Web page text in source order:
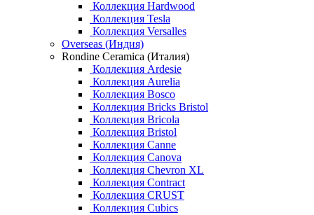
Коллекция Hardwood
Коллекция Tesla
Коллекция Versalles
Overseas (Индия)
Rondine Ceramica (Италия)
Коллекция Ardesie
Коллекция Aurelia
Коллекция Bosco
Коллекция Bricks Bristol
Коллекция Bricola
Коллекция Bristol
Коллекция Canne
Коллекция Canova
Коллекция Chevron XL
Коллекция Contract
Коллекция CRUST
Коллекция Cubics